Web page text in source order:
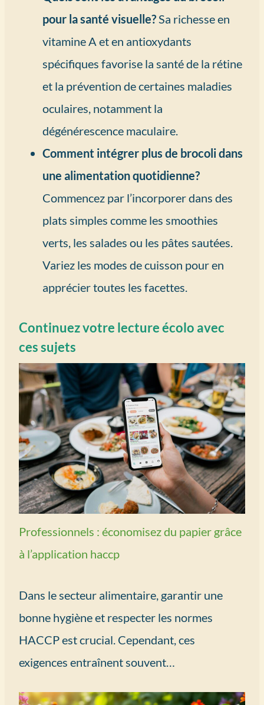
pour la santé visuelle? Sa richesse en
vitamine A et en antioxydants
spécifiques favorise la santé de la rétine
et la prévention de certaines maladies
oculaires, notamment la
dégénérescence maculaire.
Comment intégrer plus de brocoli dans
une alimentation quotidienne?
Commencez par l’incorporer dans des
plats simples comme les smoothies
verts, les salades ou les pâtes sautées.
Variez les modes de cuisson pour en
apprécier toutes les facettes.
Continuez votre lecture écolo avec
ces sujets
Professionnels : économisez du papier grâce
à l’application haccp
Dans le secteur alimentaire, garantir une
bonne hygiène et respecter les normes
HACCP est crucial. Cependant, ces
exigences entraînent souvent…